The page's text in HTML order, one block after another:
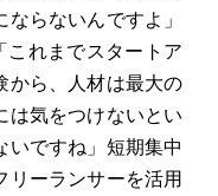
らないんですよ」
これまでスタートア
から、人材は最大の
は気をつけないとい
いですね」短期集中
リーランサーを活用